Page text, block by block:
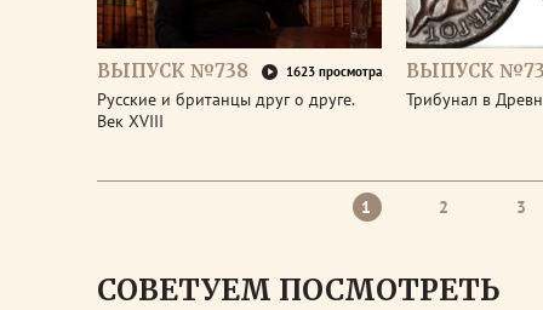
ВЫПУСК №738 1623 просмотра
Русские и британцы друг о друге.
Век XVIII
ВЫПУСК
Трибунал в
1 2 3
СОВЕТУЕМ ПОСМОТРЕТЬ